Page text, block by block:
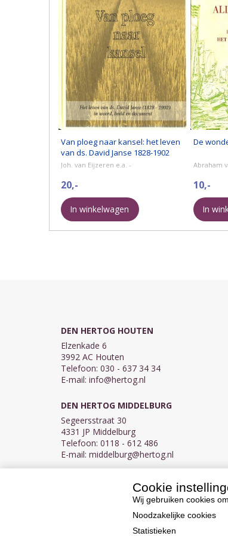
Van ploeg naar kansel: het leven
van ds. David Janse 1828-1902
Joh. van Eijzeren e.a. -
20,-
In winkelwagen
De
Abraham
10,-
In
DEN HERTOG HOUTEN
Elzenkade 6
3992 AC Houten
Telefoon: 030 - 637 34 34
E-mail: info@hertog.nl
DEN HERTOG MIDDELBURG
Segeersstraat 30
4331 JP Middelburg
Telefoon: 0118 - 612 486
E-mail: middelburg@hertog.nl
BTW NL007450242B03
Cookie
Wij gebruiken cookies
Noodzakelijke cookies
Statistieken